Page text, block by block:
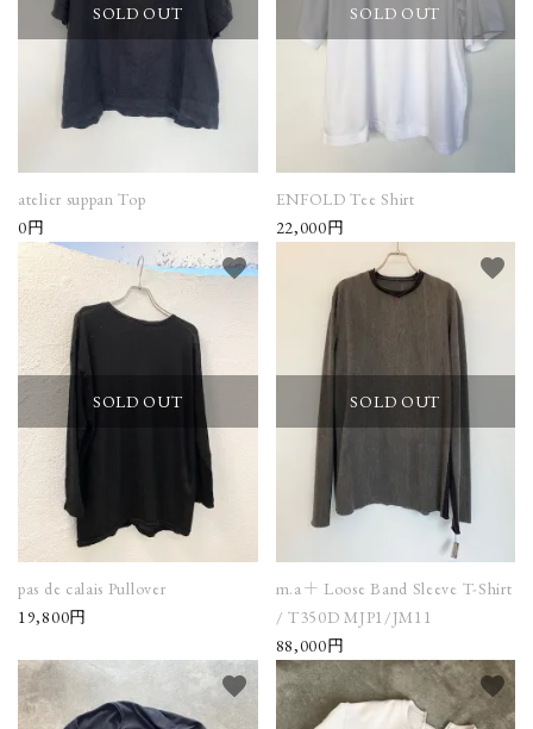
SOLD OUT
atelier suppan Top
0円
SOLD OUT
ENFOLD Tee Shirt
22,000円
SOLD OUT
pas de calais Pullover
19,800円
favorite
SOLD OUT
m.a＋ Loose Band Sleeve T-Shirt
/ T350D MJP1/JM11
88,000円
favorite
favorite favorite